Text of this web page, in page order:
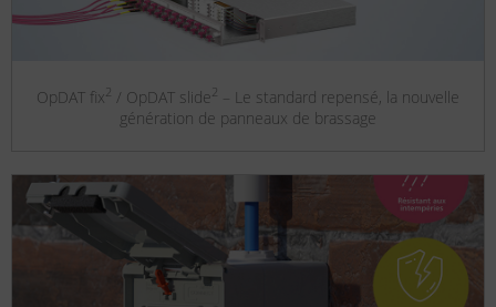
OpDAT fix2 / OpDAT slide2
– Le standard repensé, la nouvelle
génération de panneaux de brassage